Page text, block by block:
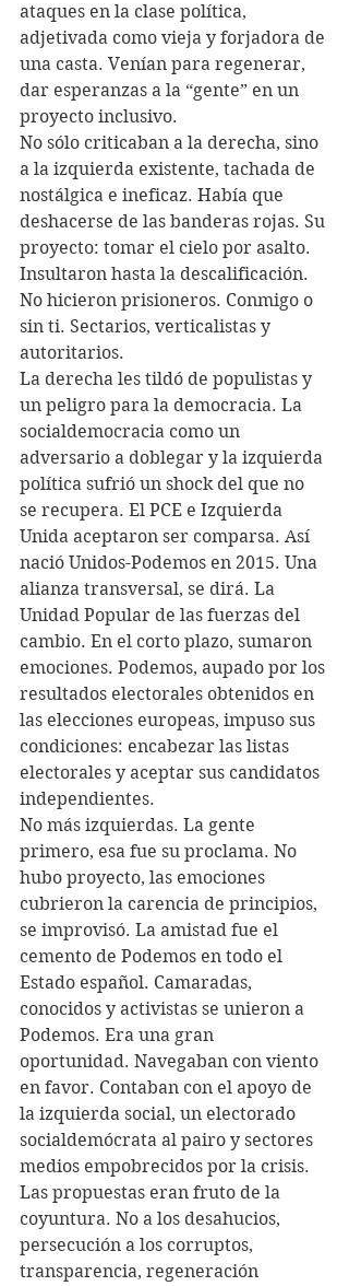
ataques en la clase política,
adjetivada como vieja y forjadora de
una casta. Venían para regenerar,
dar esperanzas a la “gente” en un
proyecto inclusivo.
No sólo criticaban a la derecha, sino
a la izquierda existente, tachada de
nostálgica e ineficaz. Había que
deshacerse de las banderas rojas. Su
proyecto: tomar el cielo por asalto.
Insultaron hasta la descalificación.
No hicieron prisioneros. Conmigo o
sin ti. Sectarios, verticalistas y
autoritarios.
La derecha les tildó de populistas y
un peligro para la democracia. La
socialdemocracia como un
adversario a doblegar y la izquierda
política sufrió un shock del que no
se recupera. El PCE e Izquierda
Unida aceptaron ser comparsa. Así
nació Unidos-Podemos en 2015. Una
alianza transversal, se dirá. La
Unidad Popular de las fuerzas del
cambio. En el corto plazo, sumaron
emociones. Podemos, aupado por los
resultados electorales obtenidos en
las elecciones europeas, impuso sus
condiciones: encabezar las listas
electorales y aceptar sus candidatos
independientes.
No más izquierdas. La gente
primero, esa fue su proclama. No
hubo proyecto, las emociones
cubrieron la carencia de principios,
se improvisó. La amistad fue el
cemento de Podemos en todo el
Estado español. Camaradas,
conocidos y activistas se unieron a
Podemos. Era una gran
oportunidad. Navegaban con viento
en favor. Contaban con el apoyo de
la izquierda social, un electorado
socialdemócrata al pairo y sectores
medios empobrecidos por la crisis.
Las propuestas eran fruto de la
coyuntura. No a los desahucios,
persecución a los corruptos,
transparencia, regeneración